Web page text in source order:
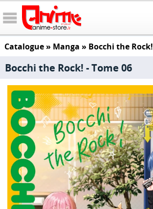
Catalogue» Manga » Bocchi the Rock!
Bocchi the Rock! - Tome 06